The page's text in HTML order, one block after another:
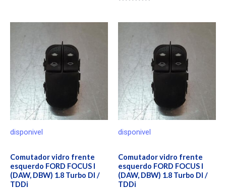
5
disponivel
Comutador vidro frente
esquerdo FORD FOCUS I
(DAW, DBW) 1.8 Turbo DI /
TDDi
disponivel
Comutador vidro frente
esquerdo FORD FOCUS I
(DAW, DBW) 1.8 Turbo DI /
TDDi